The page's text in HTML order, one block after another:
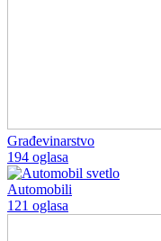
Građevinarstvo
194 oglasa
Automobili
121 oglasa